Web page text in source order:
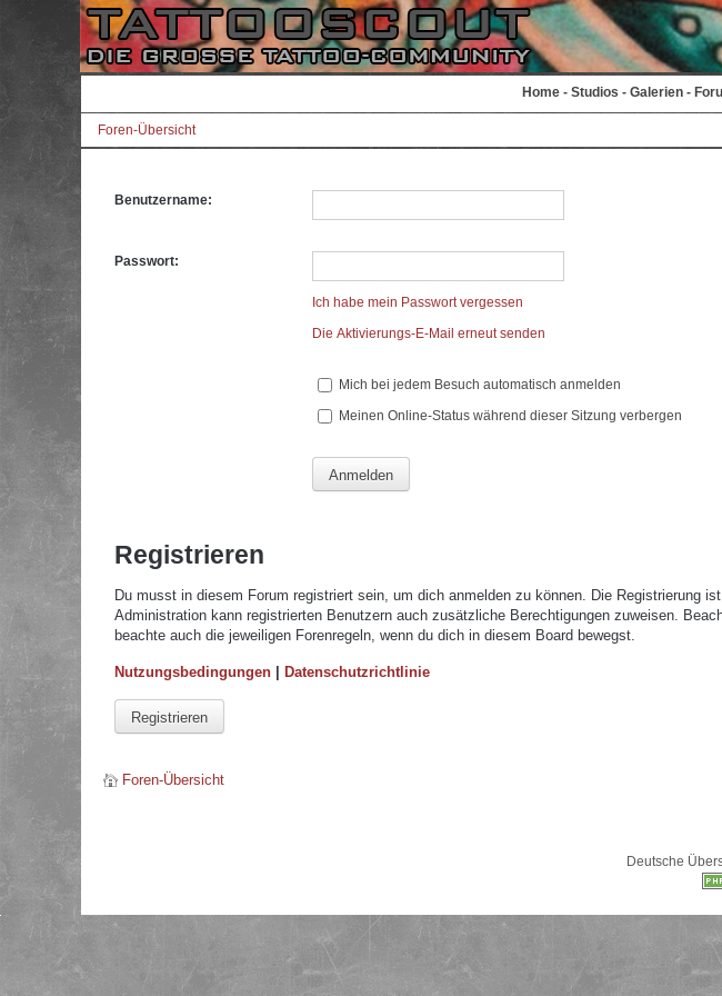
Home - Studios - Galerien -
Foren-Übersicht
Benutzername:
Passwort:
Ich habe mein Passwort vergessen
Die Aktivierungs-E-Mail erneut senden
Mich bei jedem Besuch automatisch anmelden
Meinen Online-Status während dieser Sitzung verbergen
Registrieren
Du musst in diesem Forum registriert sein, um dich anmelden zu können. Die Registrierung
Administration kann registrierten Benutzern auch zusätzliche Berechtigungen zuweisen.
beachte auch die jeweiligen Forenregeln, wenn du dich in diesem Board bewegst.
Nutzungsbedingungen | Datenschutzrichtlinie
Registrieren
Foren-Übersicht
Deutsche